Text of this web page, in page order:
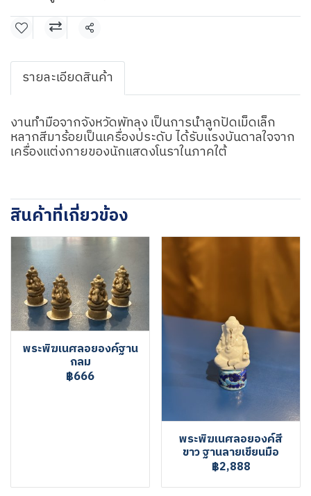
แชร์
รายละเอียดสินค้า
งานทำมือจากจังหวัดพัทลุง เป็นการนำลูกปัดเม็ดเล็ก
หลากสีมาร้อยเป็นเครื่องประดับ ได้รับแรงบันดาลใจจาก
เครื่องแต่งกายของนักแสดงโนราในภาคใต้
สินค้าที่เกี่ยวข้อง
พระพิฆเนศลอยองค์ฐาน
กลม
฿666
พระพิฆเนศลอยองค์สี
ขาว ฐานลายเขียนมือ
฿2,888